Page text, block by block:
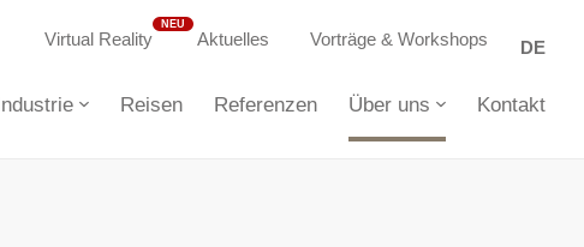
Virtual Reality Aktuelles Vorträge & Workshops DE
Reisen Referenzen Über uns Kontakt